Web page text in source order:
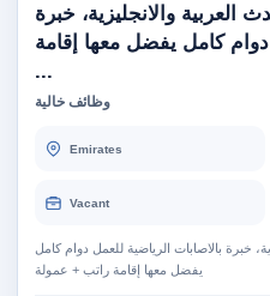
والانجليزية، خبرة
دوام كامل يفضل معها إقامة
...
وظائف خالية
Emirates
Vacant
خبرة بالاصابات الرياضية للعمل دوام كامل
يفضل معها إقامة راتب + عمولة